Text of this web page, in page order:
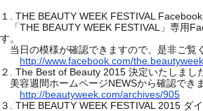
１ . THE BEAUTY WEEK FESTIVAL Facebook
「 THE BEAUTY WEEK FESTIVAL 」専用
す。
当日の模様が確認できますので、是非ご覧
http://www.facebook.com/
２ . The Best of Beauty 2015 決定いたしまし
美容週間ホームページNEWSから確認でき
http://beautyweek.com/archives/905
３ . THE BEAUTY WEEK FESTIVAL 2015 ダ